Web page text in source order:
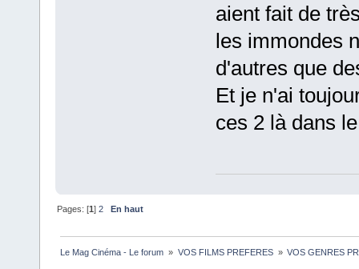
aient fait de
les immondes
d'autres que
Et je n'ai
ces 2 là dans
Pages: [1]2 En haut
Le Mag Cinéma - Le forum » VOS FILMS PREFERES » VOS GENRES